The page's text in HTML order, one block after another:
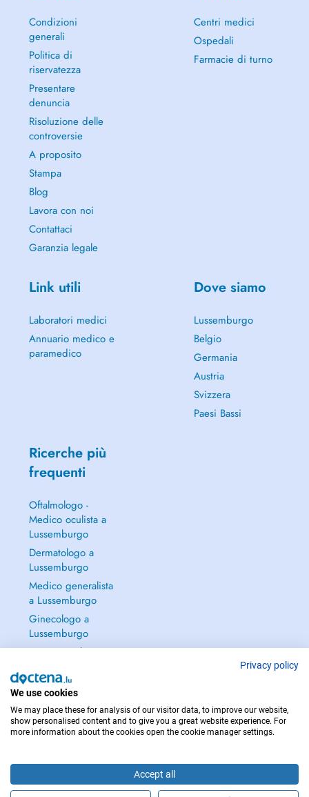
Condizioni
generali
Politica di
riservatezza
Presentare
denuncia
Risoluzione delle
controversie
A proposito
Stampa
Blog
Lavora con noi
Contattaci
Garanzia legale
Centri medici
Ospedali
Farmacie di turno
Link utili
Laboratori medici
Annuario medico e
paramedico
Dove siamo
Lussemburgo
Belgio
Germania
Austria
Svizzera
Paesi Bassi
Ricerche più
frequenti
Oftalmologo -
Medico oculista a
Lussemburgo
Dermatologo a
Lussemburgo
Medico generalista
a Lussemburgo
Ginecologo a
Lussemburgo
Continua a leggere
PER LE URGENZE, CONSULTARE : 112
Privacy policy
We use cookies
We may place these for analysis of our visitor data, to improve our website,
show personalised content and to give you a great website experience. For
more information about the cookies open the cookie manager settings.
Accept all